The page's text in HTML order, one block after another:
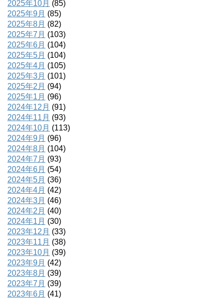
2025年10月 (85)
2025年9月 (85)
2025年8月 (82)
2025年7月 (103)
2025年6月 (104)
2025年5月 (104)
2025年4月 (105)
2025年3月 (101)
2025年2月 (94)
2025年1月 (96)
2024年12月 (91)
2024年11月 (93)
2024年10月 (113)
2024年9月 (96)
2024年8月 (104)
2024年7月 (93)
2024年6月 (54)
2024年5月 (36)
2024年4月 (42)
2024年3月 (46)
2024年2月 (40)
2024年1月 (30)
2023年12月 (33)
2023年11月 (38)
2023年10月 (39)
2023年9月 (42)
2023年8月 (39)
2023年7月 (39)
2023年6月 (41)